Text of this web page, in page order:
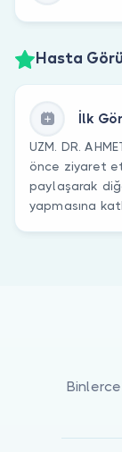
Hasta
İlk
UZM. DR.
önce ziyaret
paylaşarak
yapmasına